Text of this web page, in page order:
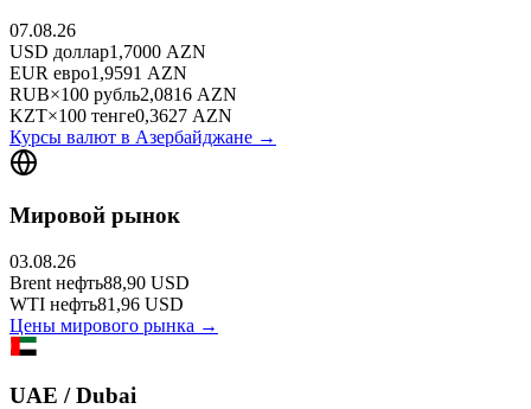
07.08.26
USD доллар1,7000 AZN
EUR евро1,9591 AZN
RUB×100 рубль2,0816 AZN
KZT×100 тенге0,3627 AZN
Курсы валют в Азербайджане →
Мировой рынок
03.08.26
Brent нефть88,90 USD
WTI нефть81,96 USD
Цены мирового рынка →
UAE / Dubai